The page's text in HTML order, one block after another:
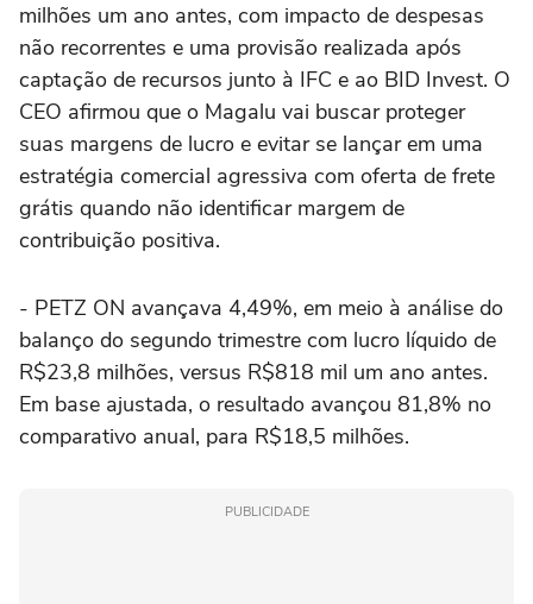
milhões um ano antes, com impacto de despesas
não recorrentes e uma provisão realizada após
captação de recursos junto à IFC e ao BID Invest. O
CEO afirmou que o Magalu vai buscar proteger
suas margens de lucro e evitar se lançar em uma
estratégia comercial agressiva com oferta de frete
grátis quando não identificar margem de
contribuição positiva.
- PETZ ON avançava 4,49%, em meio à análise do
balanço do segundo trimestre com lucro líquido de
R$23,8 milhões, versus R$818 mil um ano antes.
Em base ajustada, o resultado avançou 81,8% no
comparativo anual, para R$18,5 milhões.
PUBLICIDADE